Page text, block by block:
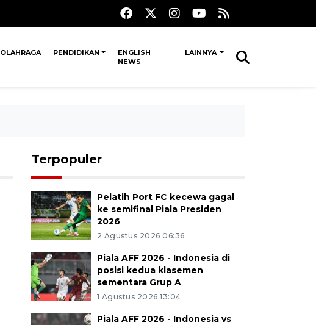
OLAHRAGA PENDIDIKAN
ENGLISH
NEWS
LAINNYA
Terpopuler
Pelatih Port FC kecewa gagal
ke semifinal Piala Presiden
2026
2 Agustus 2026 06:36
Piala AFF 2026 - Indonesia di
posisi kedua klasemen
sementara Grup A
1 Agustus 2026 13:04
Piala AFF 2026 - Indonesia vs